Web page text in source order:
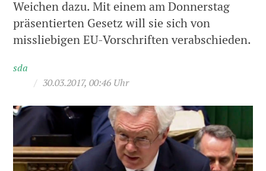
Weichen dazu. Mit einem am Donnerstag
präsentierten Gesetz will sie sich von
missliebigen EU-Vorschriften verabschieden.
sda
/ 30.03.2017, 00:46 Uhr